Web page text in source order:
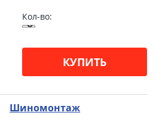
Кол-во:
КУПИТЬ
Шиномонтаж